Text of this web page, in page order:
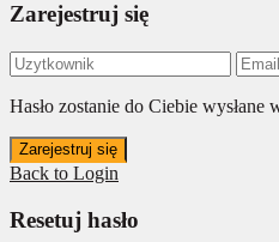
Zarejestruj się
Hasło zostanie do Ciebie wysłane
Zarejestruj się
Back to Login
Resetuj hasło